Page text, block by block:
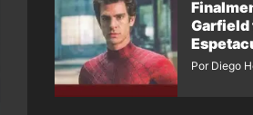
Garfield
Aranha
Por Diego